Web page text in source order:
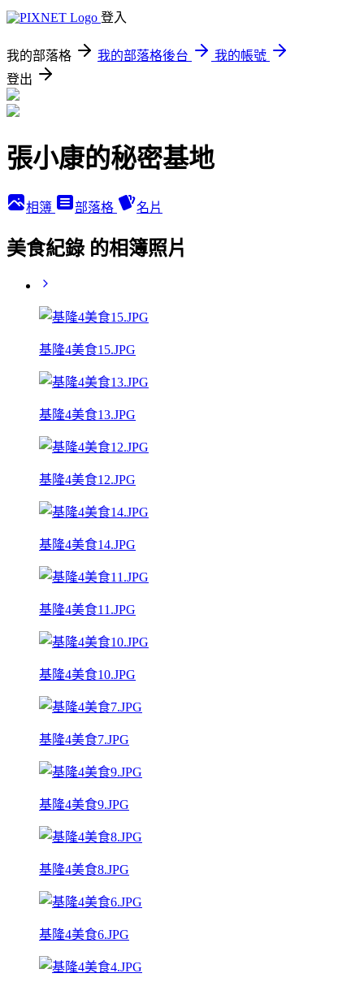
登入
我的部落格 我的部落格後台
我的帳號
登出
張小康的秘密基地
相簿 部落格 名片
美食紀錄 的相簿照片
基隆4美食15.JPG
基隆4美食13.JPG
基隆4美食12.JPG
基隆4美食14.JPG
基隆4美食11.JPG
基隆4美食10.JPG
基隆4美食7.JPG
基隆4美食9.JPG
基隆4美食8.JPG
基隆4美食6.JPG